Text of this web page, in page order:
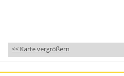
<< Karte vergrößern